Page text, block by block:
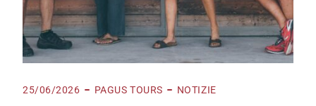
25/06/2026 PAGUS TOURS NOTIZIE